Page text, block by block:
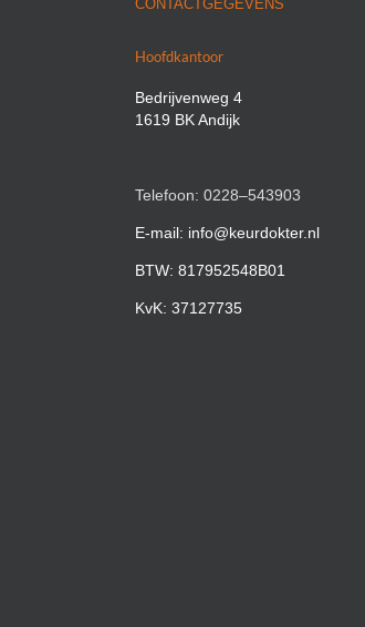
CONTACTGEGEVENS
Hoofdkantoor
Bedrijvenweg 4
1619 BK Andijk
Telefoon: 0228–543903
E-mail: info@keurdokter.nl
BTW: 817952548B01
KvK: 37127735